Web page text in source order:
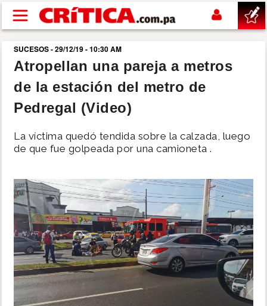
Pasar al contenido principal
buscar
SUCESOS
POLÍTICA
SHOW
DEPORTES
MUNDO
INSÓLITAS
SUCESOS - 29/12/19 - 10:30 AM
Atropellan una pareja a metros
de la estación del metro de
Pedregal (Video)
La víctima quedó tendida sobre la calzada, luego
de que fue golpeada por una camioneta .